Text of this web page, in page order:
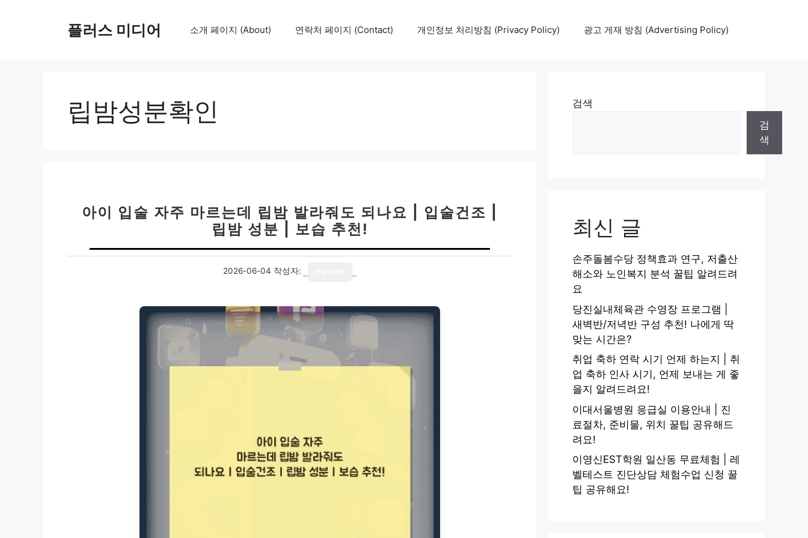
플러스 미디어 소개 페이지 (About) 연락처 페이지 (Contact) 개인정보 처리방침 (Privacy Policy) 광고 게재 방침 (Advertising Policy)
립밤성분확인
아이 입술 자주 마르는데 립밤 발라줘도 되나요 | 입술건조 |
립밤 성분 | 보습 추천!
2026-06-04 작성자:
검색
검
색
최신 글
손주돌봄수당 정책효과 연구, 저출산
해소와 노인복지 분석 꿀팁 알려드려
요
당진실내체육관 수영장 프로그램 |
새벽반/저녁반 구성 추천! 나에게 딱
맞는 시간은?
취업 축하 연락 시기 언제 하는지 | 취
업 축하 인사 시기, 언제 보내는 게 좋
을지 알려드려요!
이대서울병원 응급실 이용안내 | 진
료절차, 준비물, 위치 꿀팁 공유해드
려요!
이영신EST학원 일산동 무료체험 | 레
벨테스트 진단상담 체험수업 신청 꿀
팁 공유해요!